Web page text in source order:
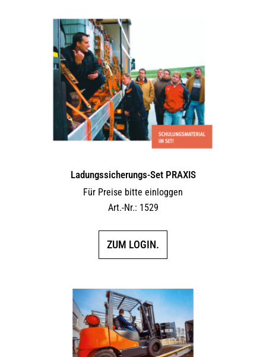
Ladungssicherungs-Set PRAXIS
Für Preise bitte einloggen
Art.-Nr.: 1529
ZUM LOGIN.